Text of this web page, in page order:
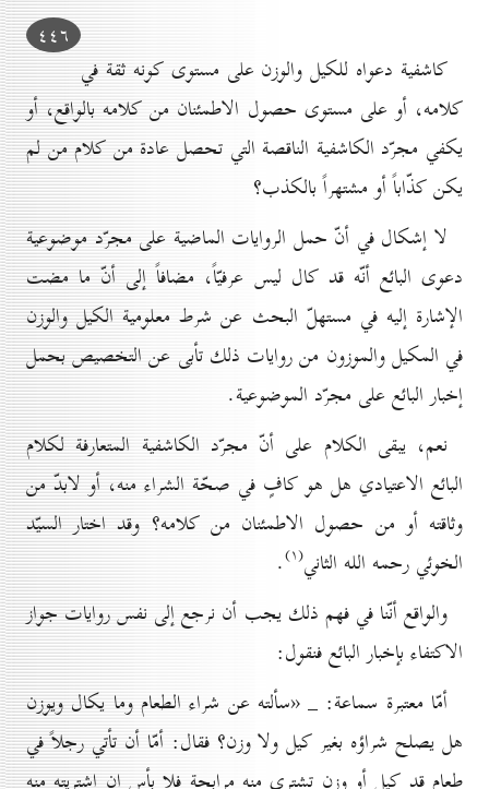
٤٤٦
كاشفية دعواه للكيل والوزن على مستوى كونه ثقة في
كلامه، أو على مستوى حصول الاطمئنان من كلامه بالواقع، أو
يكفي مجرّد الكاشفية الناقصة التي تحصل عادة من كلام من لم
يكن كذّاباً أو مشتهراً بالكذب؟
لا إشكال في أنّ حمل الروايات الماضية على مجرّد موضوعية
دعوى البائع أنّه قد كال ليس عرفيّاً، مضافاً إلى أنّ ما مضت
الإشارة إليه في مستهلّ البحث عن شرط معلومية الكيل والوزن
في المكيل والموزون من روايات ذلك تأبى عن التخصيص بحمل
إخبار البائع على مجرّد الموضوعية.
نعم، يبقى الكلام على أنّ مجرّد الكاشفية المتعارفة لكلام
البائع الاعتيادي هل هو كافٍ في صحّة الشراء منه، أو لابدّ من
وثاقته أو من حصول الاطمئنان من كلامه؟ وقد اختار السيّد
الخوئي رحمه الله الثاني(۱) .
والواقع أنّنا في فهم ذلك يجب أن نرجع إلى نفس روايات جواز
الاكتفاء بإخبار البائع فنقول:
أمّا معتبرة سماعة: _ «سألته عن شراء الطعام وما يكال ويوزن
هل يصلح شراؤه بغير كيل ولا وزن؟ فقال: أمّا أن تأتي رجلاً في
طعام قد كيل أو وزن تشتري منه مرابحة فلا بأس إن اشتريته منه